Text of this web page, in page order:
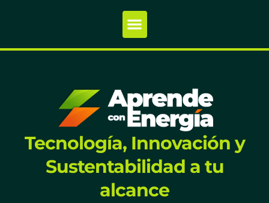
Tecnología, Innovación y
Sustentabilidad a tu
alcance